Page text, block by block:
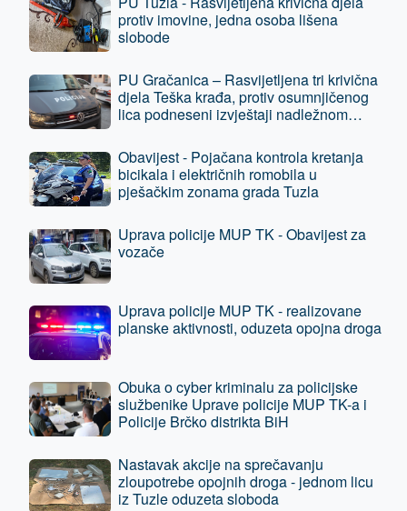
protiv imovine, jedna osoba lišena
slobode
PU Gračanica – Rasvijetljena tri krivična
djela Teška krađa, protiv osumnjičenog
lica podneseni izvještaji nadležnom
Obavijest - Pojačana kontrola kretanja
bicikala i električnih romobila u
pješačkim zonama grada Tuzla
Uprava policije MUP TK - Obavijest za
vozače
Uprava policije MUP TK - realizovane
planske aktivnosti, oduzeta opojna droga
Obuka o cyber kriminalu za policijske
službenike Uprave policije MUP TK-a i
Policije Brčko distrikta BiH
Nastavak akcije na sprečavanju
zloupotrebe opojnih droga - jednom licu
iz Tuzle oduzeta sloboda